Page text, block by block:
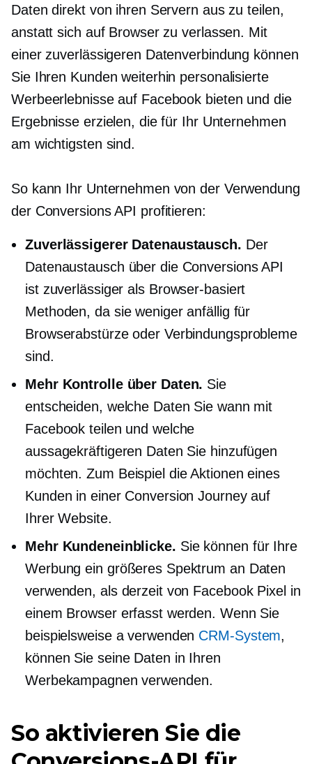
Daten direkt von ihren Servern aus zu teilen,
anstatt sich auf Browser zu verlassen. Mit
einer zuverlässigeren Datenverbindung können
Sie Ihren Kunden weiterhin personalisierte
Werbeerlebnisse auf Facebook bieten und die
Ergebnisse erzielen, die für Ihr Unternehmen
am wichtigsten sind.
So kann Ihr Unternehmen von der Verwendung
der Conversions API profitieren:
Zuverlässigerer Datenaustausch. Der
Datenaustausch über die Conversions API
ist zuverlässiger als Browser-basiert
Methoden, da sie weniger anfällig für
Browserabstürze oder Verbindungsprobleme
sind.
Mehr Kontrolle über Daten. Sie
entscheiden, welche Daten Sie wann mit
Facebook teilen und welche
aussagekräftigeren Daten Sie hinzufügen
möchten. Zum Beispiel die Aktionen eines
Kunden in einer Conversion Journey auf
Ihrer Website.
Mehr Kundeneinblicke. Sie können für Ihre
Werbung ein größeres Spektrum an Daten
verwenden, als derzeit von Facebook Pixel in
einem Browser erfasst werden. Wenn Sie
beispielsweise a verwenden CRM-System,
können Sie seine Daten in Ihren
Werbekampagnen verwenden.
So aktivieren Sie die